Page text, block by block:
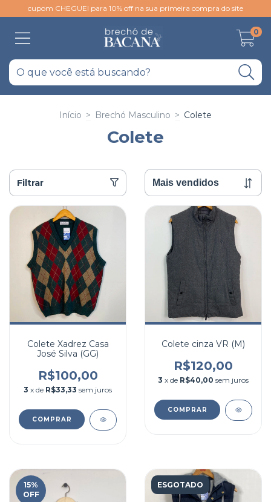
cupom CHEGUEI para 10% off na sua primeira compra do site
0
Início > Brechó Masculino > Colete
Colete
Filtrar
Colete Xadrez Casa
José Silva (GG)
R$100,00
3 x de R$33,33 sem juros
COMPRAR
Colete cinza VR (M)
R$120,00
3 x de R$40,00 sem juros
COMPRAR
15%
OFF
ESGOTADO